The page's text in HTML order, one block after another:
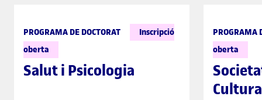
PROGRAMA DE DOCTORAT
Inscripció
oberta
Salut i Psicologia
PROGRAMA
oberta
Cultura